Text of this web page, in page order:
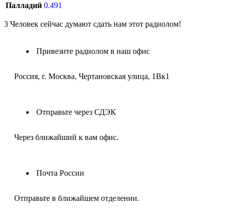
Палладий 0.491
3 Человек сейчас думают сдать нам этот радиолом!
Привезите радиолом в наш офис
Россия, г. Москва, Чертановская улица, 1Вк1
Отправьте через СДЭК
Через ближайший к вам офис.
Почта России
Отправьте в ближайшем отделении.